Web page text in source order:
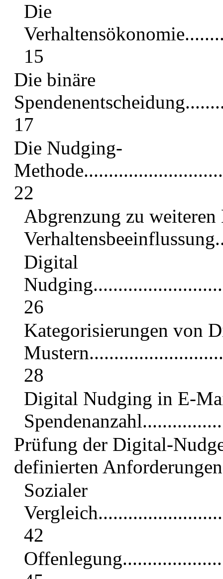
Die
15
Die binäre
17
Die Nudging-
22
Abgrenzung zu weiteren
Digital
26
Kategorisierungen von
28
Digital Nudging in E-
Prüfung der Digital-
definierten
Sozialer
42